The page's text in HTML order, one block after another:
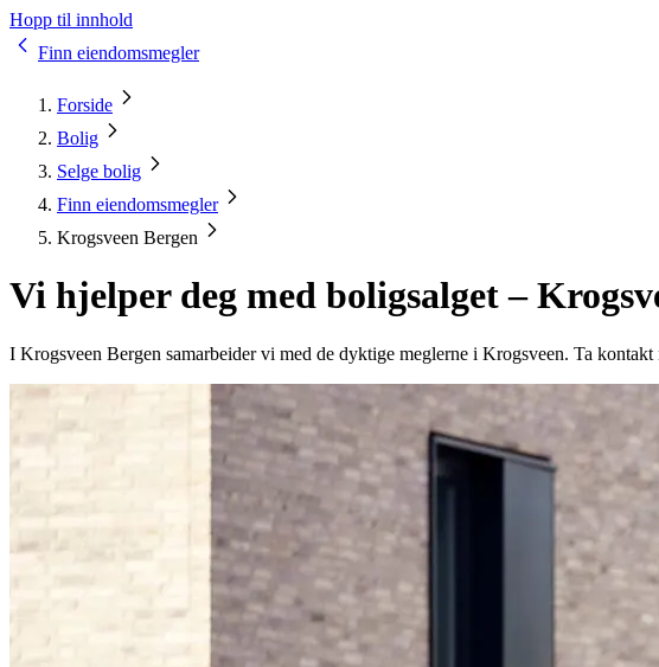
Hopp til innhold
Finn eiendomsmegler
Forside
Bolig
Selge bolig
Finn eiendomsmegler
Krogsveen Bergen
Vi hjelper deg med boligsalget –
I Krogsveen Bergen samarbeider vi med de dyktige meglerne i Krogsveen. Ta